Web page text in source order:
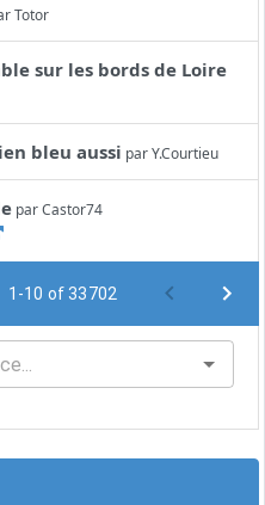
Totor
sur les bords de Loire
bleu aussi parY.Courtieu
parCastor74
1-10 of 33702